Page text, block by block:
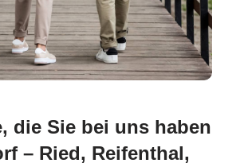
die Sie bei uns haben
– Ried, Reifenthal,